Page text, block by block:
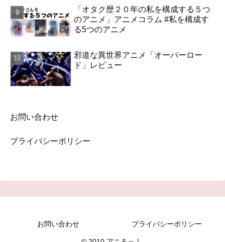
「オタク歴２０年の私を構成する５つ
のアニメ」アニメコラム #私を構成す
る5つのアニメ
邪道な異世界アニメ「オーバーロー
ド」レビュー
お問い合わせ
プライバシーポリシー
お問い合わせ プライバシーポリシー